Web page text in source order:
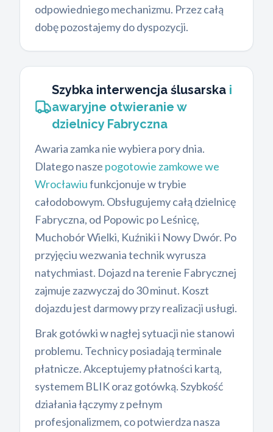
odpowiedniego mechanizmu. Przez całą
dobę pozostajemy do dyspozycji.
Szybka interwencja ślusarska i
awaryjne otwieranie w
dzielnicy Fabryczna
Awaria zamka nie wybiera pory dnia.
Dlatego nasze pogotowie zamkowe we
Wrocławiufunkcjonuje w trybie
całodobowym. Obsługujemy całą dzielnicę
Fabryczna, od Popowic po Leśnicę,
Muchobór Wielki, Kuźniki i Nowy Dwór. Po
przyjęciu wezwania technik wyrusza
natychmiast. Dojazd na terenie Fabrycznej
zajmuje zazwyczaj do 30 minut. Koszt
dojazdu jest darmowy przy realizacji usługi.
Brak gotówki w nagłej sytuacji nie stanowi
problemu. Technicy posiadają terminale
płatnicze. Akceptujemy płatności kartą,
systemem BLIK oraz gotówką. Szybkość
działania łączymy z pełnym
profesjonalizmem, co potwierdza nasza